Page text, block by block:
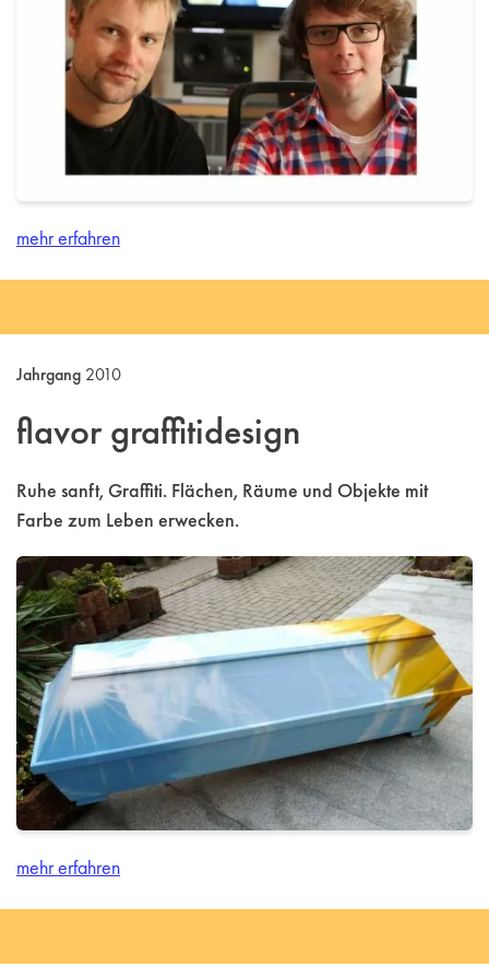
mehr erfahren
Jahrgang 2010
flavor graffitidesign
Ruhe sanft, Graffiti. Flächen, Räume und Objekte mit
Farbe zum Leben erwecken.
mehr erfahren